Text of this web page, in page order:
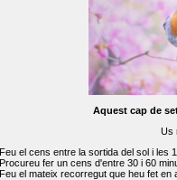
Aquest cap de
Us
Feu el cens entre la sortida del sol i les
Procureu fer un cens d'entre 30 i 60
Feu el mateix recorregut que heu fet en